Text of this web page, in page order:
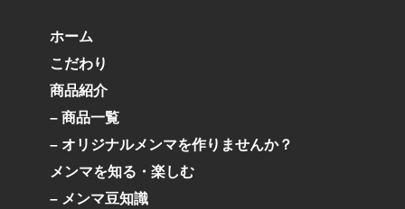
ホーム
こだわり
商品紹介
– 商品一覧
– オリジナルメンマを作りませんか？
メンマを知る・楽しむ
– メンマ豆知識